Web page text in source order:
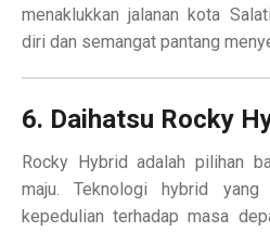
menaklukkan jalanan kota
diri dan semangat pantang
6. Daihatsu Rocky
Rocky Hybrid adalah pilihan
maju. Teknologi hybrid
kepedulian terhadap masa